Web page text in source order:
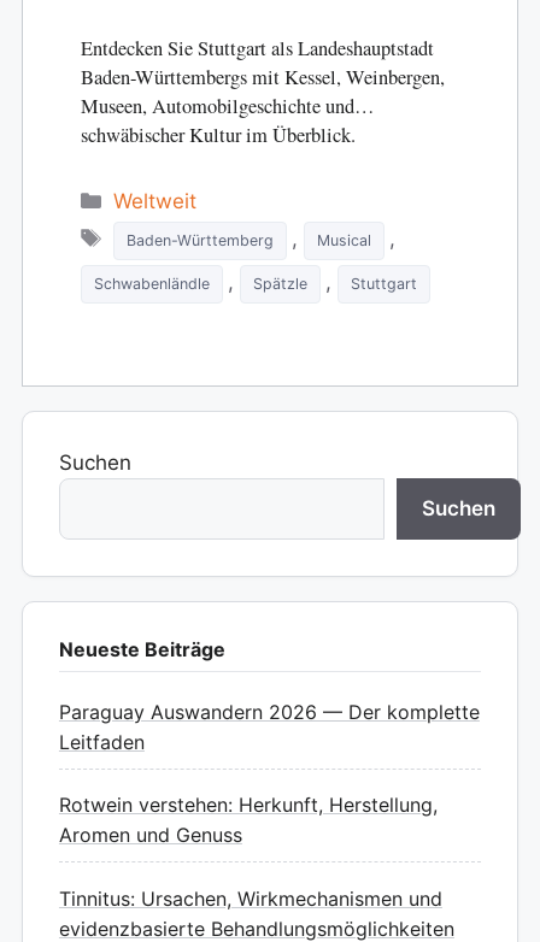
Entdecken Sie Stuttgart als Landeshauptstadt
Baden-Württembergs mit Kessel, Weinbergen,
Museen, Automobilgeschichte und
schwäbischer Kultur im Überblick.
Categories
Weltweit
Tags
Baden-Württemberg , Musical ,
Schwabenländle , Spätzle , Stuttgart
Suchen
Suchen
Neueste Beiträge
Paraguay Auswandern 2026 — Der komplette
Leitfaden
Rotwein verstehen: Herkunft, Herstellung,
Aromen und Genuss
Tinnitus: Ursachen, Wirkmechanismen und
evidenzbasierte Behandlungsmöglichkeiten